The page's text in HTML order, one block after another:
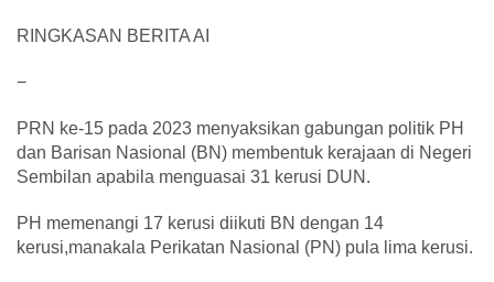
RINGKASAN BERITA AI
−
PRN ke-15 pada 2023 menyaksikan gabungan politik PH
dan Barisan Nasional (BN) membentuk kerajaan di Negeri
Sembilan apabila menguasai 31 kerusi DUN.
PH memenangi 17 kerusi diikuti BN dengan 14
kerusi,manakala Perikatan Nasional (PN) pula lima kerusi.